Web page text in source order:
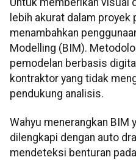
lebih akurat dalam proyek
menambahkan
Modelling (BIM).
pemodelan berbasis
kontraktor yang tidak
pendukung analisis.
Wahyu menerangkan BIM
dilengkapi dengan auto
mendeteksi benturan